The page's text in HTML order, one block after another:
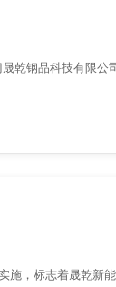
乾钢品科技有限公
施，标志着晟乾新